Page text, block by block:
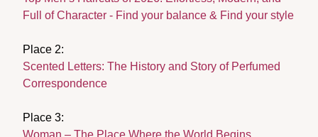
Full of Character - Find your balance & Find your style
Place 2:
Scented Letters: The History and Story of Perfumed
Correspondence
Place 3:
Woman – The Place Where the World Begins